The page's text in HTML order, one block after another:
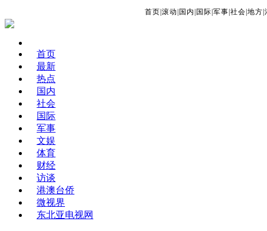
首页 滚动 国内 国际 军事 社会 地方
首页
最新
热点
国内
社会
国际
军事
文娱
体育
财经
访谈
港澳台侨
微视界
东北亚电视网